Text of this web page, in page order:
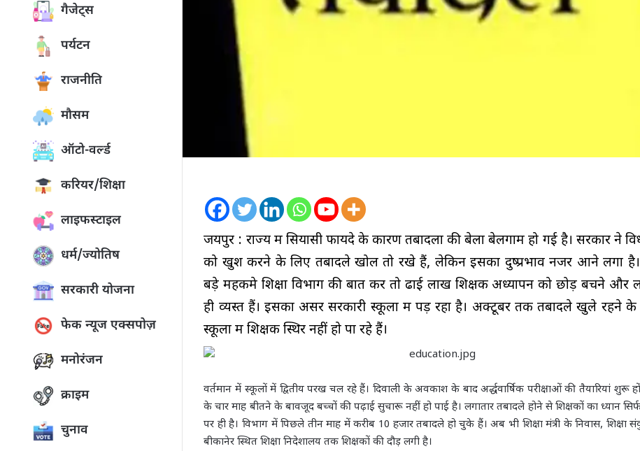
गैजेट्स
पर्यटन
राजनीति
मौसम
ऑटो-वर्ल्ड
करियर/शिक्षा
लाइफस्टाइल
धर्म/ज्योतिष
सरकारी योजना
फेक न्यूज एक्सपोज़
मनोरंजन
क्राइम
चुनाव
जयपुर : राज्य में सियासी फायदे के कारण तबादलों की बेला बेलगाम हो गई है। सरकार ने
को खुश करने के लिए तबादले खोल तो रखे हैं, लेकिन इसका दुष्प्रभाव नजर आने लगा
बड़े महकमे शिक्षा विभाग की बात करें तो ढाई लाख शिक्षक अध्यापन को छोड़ बचने और
ही व्यस्त हैं। इसका असर सरकारी स्कूलों में पड़ रहा है। अक्टूबर तक तबादले खुले रहने
स्कूलों में शिक्षक स्थिर नहीं हो पा रहे हैं।
वर्तमान में स्कूलों में द्वितीय परख चल रहे हैं। दिवाली के अवकाश के बाद अर्द्धवार्षिक परीक्षाओं की तैयारियां शुरू
के चार माह बीतने के बावजूद बच्चों की पढ़ाई सुचारू नहीं हो पाई है। लगातार तबादले होने से शिक्षकों का ध्यान
पर ही है। विभाग में पिछले तीन माह में करीब 10 हजार तबादले हो चुके हैं। अब भी शिक्षा मंत्री के निवास,
बीकानेर स्थित शिक्षा निदेशालय तक शिक्षकों की दौड़ लगी है।